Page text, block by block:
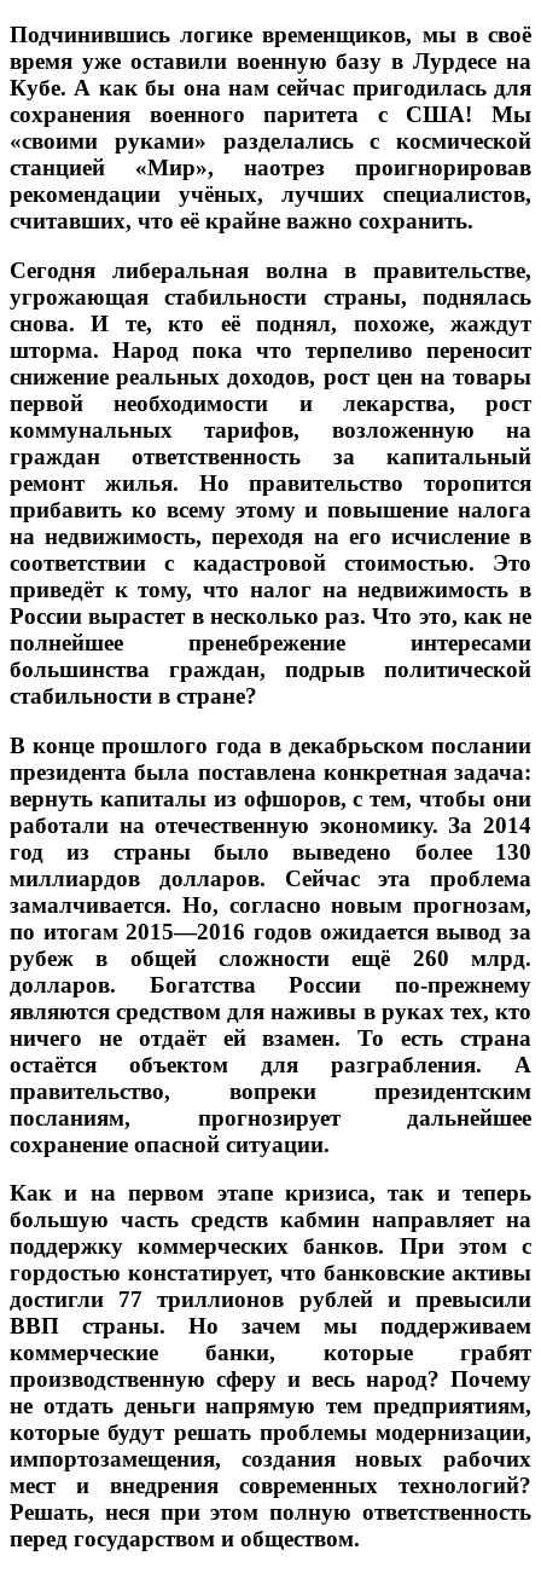
Подчинившись логике временщиков, мы в своё
время уже оставили военную базу в Лурдесе на
Кубе. А как бы она нам сейчас пригодилась для
сохранения военного паритета с США! Мы
«своими руками» разделались с космической
станцией «Мир», наотрез проигнорировав
рекомендации учёных, лучших специалистов,
считавших, что её крайне важно сохранить.
Сегодня либеральная волна в правительстве,
угрожающая стабильности страны, поднялась
снова. И те, кто её поднял, похоже, жаждут
шторма. Народ пока что терпеливо переносит
снижение реальных доходов, рост цен на товары
первой необходимости и лекарства, рост
коммунальных тарифов, возложенную на
граждан ответственность за капитальный
ремонт жилья. Но правительство торопится
прибавить ко всему этому и повышение налога
на недвижимость, переходя на его исчисление в
соответствии с кадастровой стоимостью. Это
приведёт к тому, что налог на недвижимость в
России вырастет в несколько раз. Что это, как не
полнейшее пренебрежение интересами
большинства граждан, подрыв политической
стабильности в стране?
В конце прошлого года в декабрьском послании
президента была поставлена конкретная задача:
вернуть капиталы из офшоров, с тем, чтобы они
работали на отечественную экономику. За 2014
год из страны было выведено более 130
миллиардов долларов. Сейчас эта проблема
замалчивается. Но, согласно новым прогнозам,
по итогам 2015—2016 годов ожидается вывод за
рубеж в общей сложности ещё 260 млрд.
долларов. Богатства России по-прежнему
являются средством для наживы в руках тех, кто
ничего не отдаёт ей взамен. То есть страна
остаётся объектом для разграбления. А
правительство, вопреки президентским
посланиям, прогнозирует дальнейшее
сохранение опасной ситуации.
Как и на первом этапе кризиса, так и теперь
большую часть средств кабмин направляет на
поддержку коммерческих банков. При этом с
гордостью констатирует, что банковские активы
достигли 77 триллионов рублей и превысили
ВВП страны. Но зачем мы поддерживаем
коммерческие банки, которые грабят
производственную сферу и весь народ? Почему
не отдать деньги напрямую тем предприятиям,
которые будут решать проблемы модернизации,
импортозамещения, создания новых рабочих
мест и внедрения современных технологий?
Решать, неся при этом полную ответственность
перед государством и обществом.